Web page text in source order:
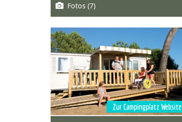
Fotos (7)
Zur Campingplatz Website